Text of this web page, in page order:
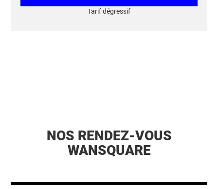
Tarif dégressif
NOS RENDEZ-VOUS
WANSQUARE